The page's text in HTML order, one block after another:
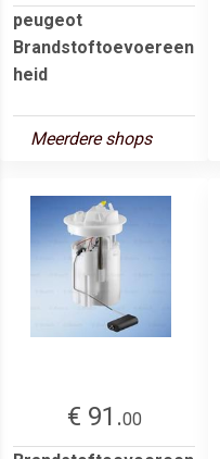
peugeot
Brandstoftoevoereen
heid
Meerdere shops
€ 91.00